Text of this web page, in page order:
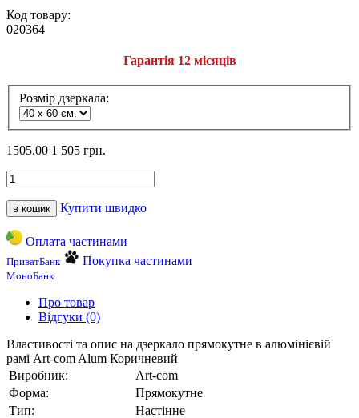
Код товару:
020364
Гарантія 12 місяців
Розмір дзеркала:
1505.00 1 505 грн.
в кошик Купити швидко
Оплата частинами
ПриватБанк Покупка частинами
МоноБанк
Про товар
Відгуки (0)
Властивості та опис на дзеркало прямокутне в алюмінієвій
рамі Art-com Alum Коричневий
Виробник:
Art-com
Форма:
Прямокутне
Тип:
Настінне